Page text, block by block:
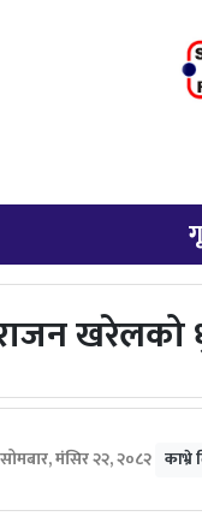
खरेलको
मंसिर २२, २०८२ काभ्रे